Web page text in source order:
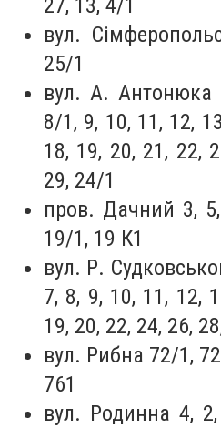
27, 13, 4/1
вул.
25/1
вул. А. Антонюка
8/1, 9, 10, 11, 12,
18, 19, 20, 21, 22,
29, 24/1
пров. Дачний 3,
19/1, 19 К1
вул. Р.
7, 8, 9, 10, 11, 12,
19, 20, 22, 24, 26,
вул. Рибна 72/1,
761
вул. Родинна 4,